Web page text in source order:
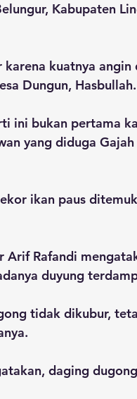
Kabupaten
kuatnya
Dungun, Hasbullah.
ini bukan pertama
yang diduga
ikan paus
Arif Rafandi
duyung
tidak dikubur,
daging